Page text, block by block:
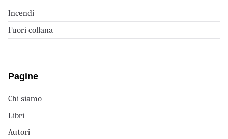
Incendi
Fuori collana
Pagine
Chi siamo
Libri
Autori